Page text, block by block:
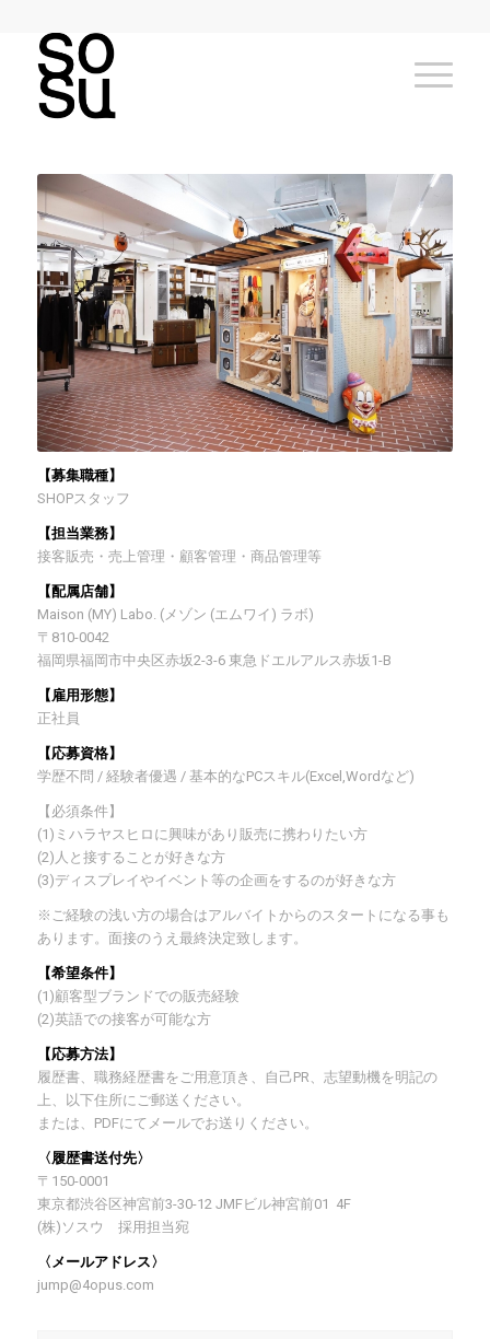
【募集職種】
SHOPスタッフ
【担当業務】
接客販売・売上管理・顧客管理・商品管理等
【配属店舗】
Maison (MY) Labo. (メゾン (エムワイ) ラボ)
〒810-0042
福岡県福岡市中央区赤坂2-3-6 東急ドエルアルス赤坂1-B
【雇用形態】
正社員
【応募資格】
学歴不問 / 経験者優遇 / 基本的なPCスキル(Excel,Wordなど)
【必須条件】
(1)ミハラヤスヒロに興味があり販売に携わりたい方
(2)人と接することが好きな方
(3)ディスプレイやイベント等の企画をするのが好きな方
※ご経験の浅い方の場合はアルバイトからのスタートになる事も
あります。面接のうえ最終決定致します。
【希望条件】
(1)顧客型ブランドでの販売経験
(2)英語での接客が可能な方
【応募方法】
履歴書、職務経歴書をご用意頂き、自己PR、志望動機を明記の
上、以下住所にご郵送ください。
または、PDFにてメールでお送りください。
〈履歴書送付先〉
〒150-0001
東京都渋谷区神宮前3-30-12 JMFビル神宮前01 4F
(株)ソスウ 採用担当宛
〈メールアドレス〉
jump@4opus.com